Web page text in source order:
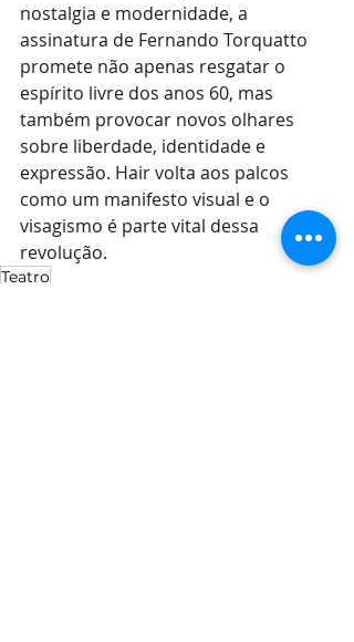
nostalgia e modernidade, a
assinatura de Fernando Torquatto
promete não apenas resgatar o
espírito livre dos anos 60, mas
também provocar novos olhares
sobre liberdade, identidade e
expressão. Hair volta aos palcos
como um manifesto visual e o
visagismo é parte vital dessa
revolução.
Teatro